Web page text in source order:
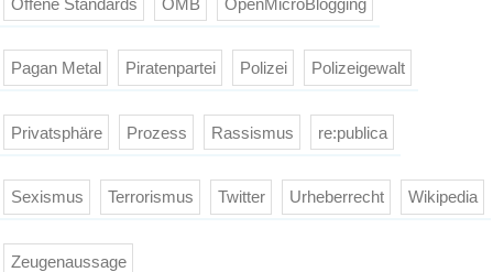
Pagan Metal Piratenpartei Polizei Polizeigewalt
Privatsphäre Prozess Rassismus re:publica
Sexismus Terrorismus Twitter Urheberrecht Wikipedia
Zeugenaussage